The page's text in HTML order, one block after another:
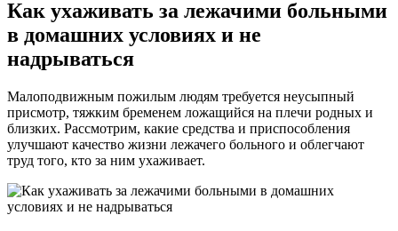
Как ухаживать за лежачими больными
в домашних условиях и не
надрываться
Малоподвижным пожилым людям требуется неусыпный
присмотр, тяжким бременем ложащийся на плечи родных и
близких. Рассмотрим, какие средства и приспособления
улучшают качество жизни лежачего больного и облегчают
труд того, кто за ним ухаживает.